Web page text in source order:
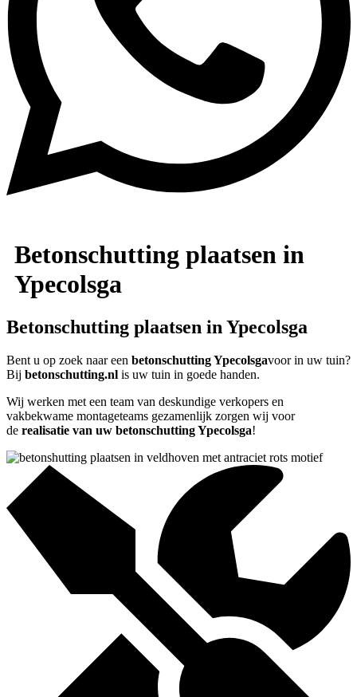
Betonschutting plaatsen in
Ypecolsga
Betonschutting plaatsen in Ypecolsga
Bent u op zoek naar een betonschutting Ypecolsgavoor in uw tuin?
Bij betonschutting.nl is uw tuin in goede handen.
Wij werken met een team van deskundige verkopers en
vakbekwame montageteams gezamenlijk zorgen wij voor
de realisatie van uw betonschutting Ypecolsga!